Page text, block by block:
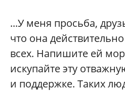
...У меня просьба,
что она
всех. Напишите ей
искупайте эту
и поддержке. Таких